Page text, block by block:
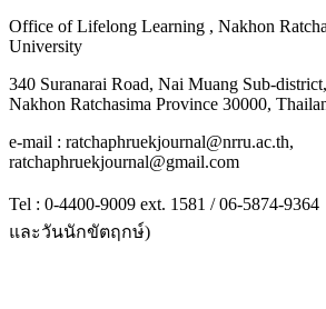
Office of Lifelong Learning , Nakhon
University
340 Suranarai Road, Nai Muang Sub-
Nakhon Ratchasima Province 30000,
e-mail : ratchaphruekjournal@nrru.ac.th,
ratchaphruekjournal@gmail.com
Tel : 0-4400-9009 ext. 1581 / 06-5874-
และวันนักขัตฤกษ์)